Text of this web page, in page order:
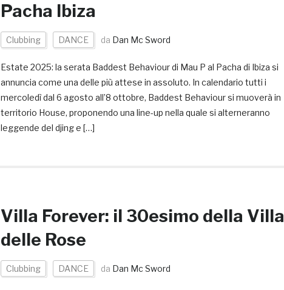
Pacha Ibiza
Clubbing DANCE da Dan Mc Sword
Estate 2025: la serata Baddest Behaviour di Mau P al Pacha di Ibiza si
annuncia come una delle più attese in assoluto. In calendario tutti i
mercoledì dal 6 agosto all’8 ottobre, Baddest Behaviour si muoverà in
territorio House, proponendo una line-up nella quale si alterneranno
leggende del djing e […]
Villa Forever: il 30esimo della Villa
delle Rose
Clubbing DANCE da Dan Mc Sword